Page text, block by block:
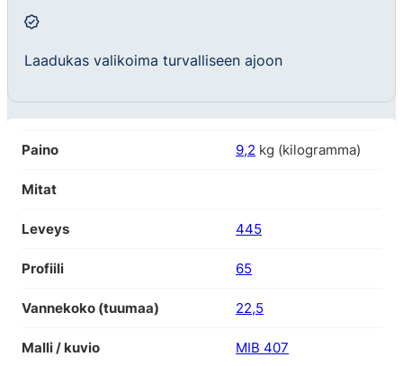
Laadukas valikoima turvalliseen ajoon
Paino 9,2 kg (kilogramma)
Mitat
Leveys 445
Profiili 65
Vannekoko (tuumaa) 22,5
Malli / kuvio MIB 407